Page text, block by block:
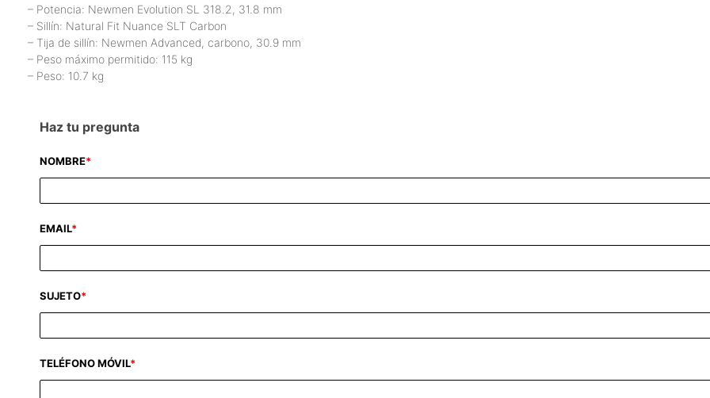
– Potencia: Newmen Evolution SL 318.2, 31.8 mm
– Sillín: Natural Fit Nuance SLT Carbon
– Tija de sillín: Newmen Advanced, carbono, 30.9 mm
– Peso máximo permitido: 115 kg
– Peso: 10.7 kg
Haz tu pregunta
NOMBRE*
EMAIL*
SUJETO*
TELÉFONO MÓVIL*